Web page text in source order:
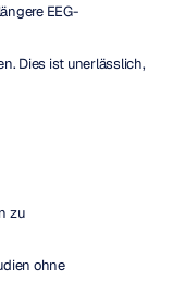
EEG-
Dies ist unerlässlich,
zu
ohne